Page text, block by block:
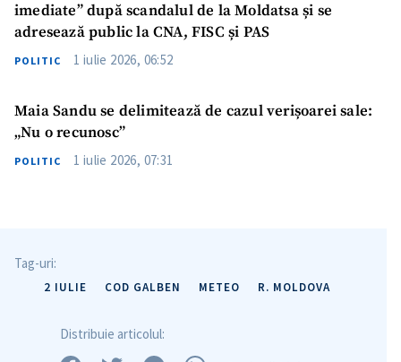
imediate” după scandalul de la Moldatsa și se
adresează public la CNA, FISC și PAS
POLITIC 1 iulie 2026, 06:52
Maia Sandu se delimitează de cazul verișoarei sale:
„Nu o recunosc”
POLITIC 1 iulie 2026, 07:31
Tag-uri:
2 IULIE COD GALBEN METEO R. MOLDOVA
Distribuie articolul: